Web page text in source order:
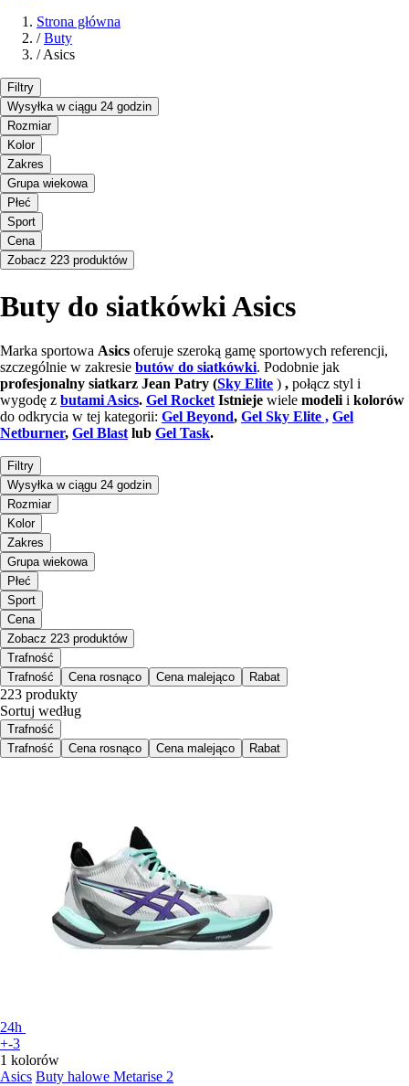
Strona główna
/ Buty
/Asics
Filtry
Wysyłka w ciągu 24 godzin
Rozmiar
Kolor
Zakres
Grupa wiekowa
Płeć
Sport
Cena
Zobacz 223 produktów
Buty do siatkówki Asics
Marka sportowa Asics oferuje szeroką gamę sportowych referencji,
szczególnie w zakresie butów do siatkówki. Podobnie jak
profesjonalny siatkarz Jean Patry (Sky Elite ) , połącz styl i
wygodę z butami Asics. Gel Rocket Istnieje wiele modeli i kolorów
do odkrycia w tej kategorii: Gel Beyond, Gel Sky Elite , Gel
Netburner, Gel Blast lub Gel Task.
Filtry
Wysyłka w ciągu 24 godzin
Rozmiar
Kolor
Zakres
Grupa wiekowa
Płeć
Sport
Cena
Zobacz 223 produktów
Trafność
Trafność
Cena rosnąco Cena malejąco Rabat
223 produkty
Sortuj według
Trafność
Trafność
Cena rosnąco Cena malejąco Rabat
24h
+-3
1 kolorów
Asics Buty halowe Metarise 2